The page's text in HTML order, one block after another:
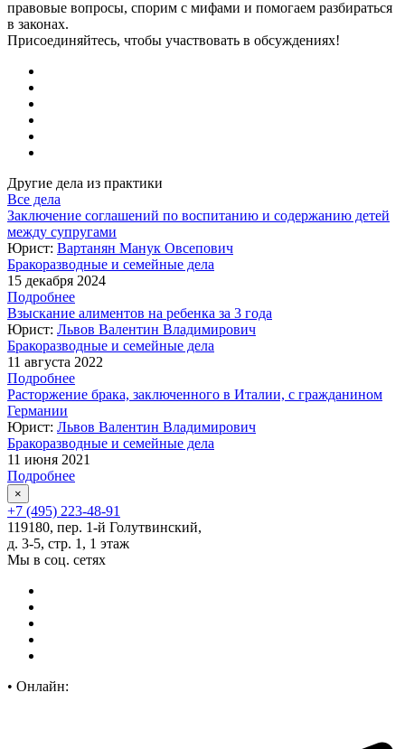
правовые вопросы, спорим с мифами и помогаем разбираться
в законах.
Присоединяйтесь, чтобы участвовать в обсуждениях!
Другие дела из практики
Все дела
Заключение соглашений по воспитанию и содержанию детей
между супругами
Юрист: Вартанян Манук Овсепович
Бракоразводные и семейные дела
15 декабря 2024
Подробнее
Взыскание алиментов на ребенка за 3 года
Юрист: Львов Валентин Владимирович
Бракоразводные и семейные дела
11 августа 2022
Подробнее
Расторжение брака, заключенного в Италии, с гражданином
Германии
Юрист: Львов Валентин Владимирович
Бракоразводные и семейные дела
11 июня 2021
Подробнее
×
+7 (495) 223-48-91
119180, пер. 1-й Голутвинский,
д. 3-5, стр. 1, 1 этаж
Мы в соц. сетях
• Онлайн: